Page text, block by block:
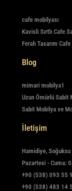
cafe mobilyası
Kavisli Sırtlı Cafe
Ferah Tasarım
Blog
mimari mobilya1
Uzun Ömürlü Sabit
Sabit Mobilya ve
İletişim
Hamidiye,
Pazartesi - Cuma:
+90 (538) 093 55
+90 (538) 483 14